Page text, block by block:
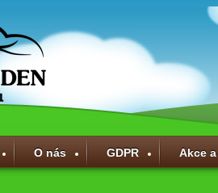
O nás GDPR Akce